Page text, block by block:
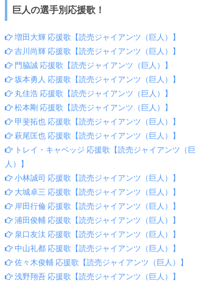
巨人の選手別応援歌！
増田大輝 応援歌【読売ジャイアンツ（巨人）】
吉川尚輝 応援歌【読売ジャイアンツ（巨人）】
門脇誠 応援歌【読売ジャイアンツ（巨人）】
坂本勇人 応援歌【読売ジャイアンツ（巨人）】
丸佳浩 応援歌【読売ジャイアンツ（巨人）】
松本剛 応援歌【読売ジャイアンツ（巨人）】
甲斐拓也 応援歌【読売ジャイアンツ（巨人）】
萩尾匡也 応援歌【読売ジャイアンツ（巨人）】
トレイ・キャベッジ 応援歌【読売ジャイアンツ（巨
人）】
小林誠司 応援歌【読売ジャイアンツ（巨人）】
大城卓三 応援歌【読売ジャイアンツ（巨人）】
岸田行倫 応援歌【読売ジャイアンツ（巨人）】
浦田俊輔 応援歌【読売ジャイアンツ（巨人）】
泉口友汰 応援歌【読売ジャイアンツ（巨人）】
中山礼都 応援歌【読売ジャイアンツ（巨人）】
佐々木俊輔 応援歌【読売ジャイアンツ（巨人）】
浅野翔吾 応援歌【読売ジャイアンツ（巨人）】